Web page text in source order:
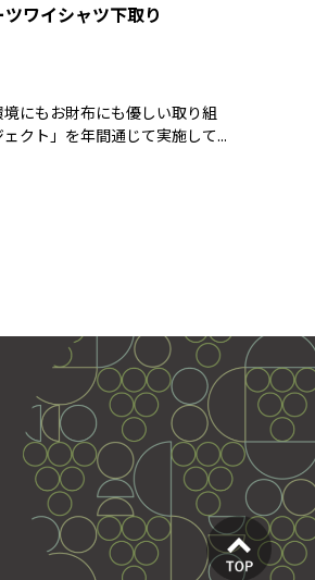
ワイシャツ下取り
にもお財布にも優しい取り組
クト」を年間通じて実施して...